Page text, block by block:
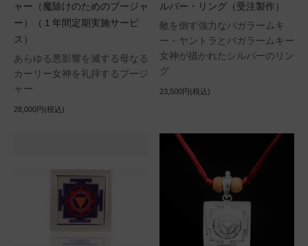
ャー（魔除けのためのプージャ
ー）（１年間定期実施サービ
ス）
あらゆる悪影響を滅する母なる
カーリー女神を礼拝するプージ
ャー
28,000円(税込)
ルバー・リング（受注製作）
敵を倒す強力なバガラームキ
ー・ヤントラとバガラームキー
女神が描かれたシルバーのリン
グ
23,500円(税込)